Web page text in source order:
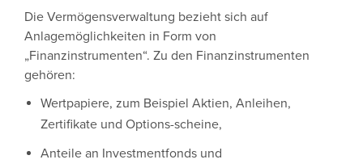
Die Vermögensverwaltung bezieht sich auf
Anlagemöglichkeiten in Form von
„Finanzinstrumenten“. Zu den Finanzinstrumenten
gehören:
Wertpapiere, zum Beispiel Aktien, Anleihen,
Zertifikate und Options-scheine,
Anteile an Investmentfonds und